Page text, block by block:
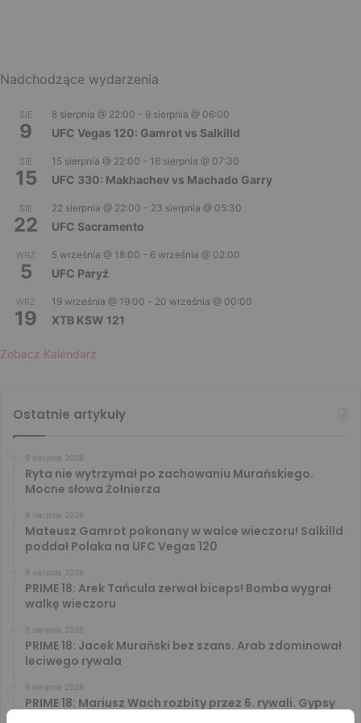
Nadchodzące wydarzenia
SIE
9
8 sierpnia @ 22:00 - 9 sierpnia @ 06:00
UFC Vegas 120: Gamrot vs Salkilld
SIE
15
15 sierpnia @ 22:00 - 16 sierpnia @ 07:30
UFC 330: Makhachev vs Machado Garry
SIE
22
22 sierpnia @ 22:00 - 23 sierpnia @ 05:30
UFC Sacramento
WRZ
5
5 września @ 18:00 - 6 września @ 02:00
UFC Paryż
WRZ
19
19 września @ 19:00 - 20 września @ 00:00
XTB KSW 121
Zobacz Kalendarz
Ostatnie artykuły
9 sierpnia 2026
Ryta nie wytrzymał po zachowaniu Murańskiego.
Mocne słowa Żołnierza
9 sierpnia 2026
Mateusz Gamrot pokonany w walce wieczoru! Salkilld
poddał Polaka na UFC Vegas 120
9 sierpnia 2026
PRIME 18: Arek Tańcula zerwał biceps! Bomba wygrał
walkę wieczoru
9 sierpnia 2026
PRIME 18: Jacek Murański bez szans. Arab zdominował
leciwego rywala
8 sierpnia 2026
PRIME 18: Mariusz Wach rozbity przez 6. rywali. Gypsy